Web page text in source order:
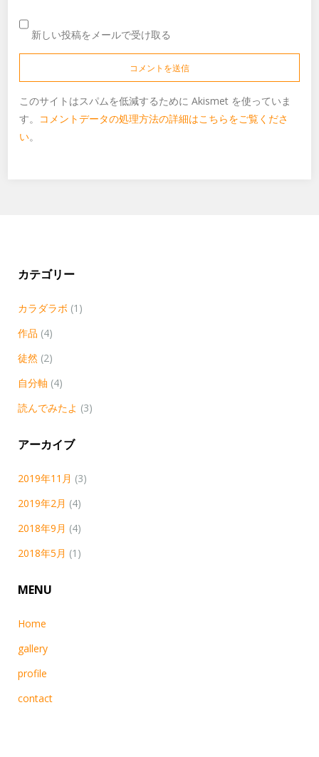
新しい投稿をメールで受け取る
このサイトはスパムを低減するために Akismet を使っていま
す。 コメントデータの処理方法の詳細はこちらをご覧くださ
い。
カテゴリー
カラダラボ (1)
作品 (4)
徒然 (2)
自分軸 (4)
読んでみたよ (3)
アーカイブ
2019年11月 (3)
2019年2月 (4)
2018年9月 (4)
2018年5月 (1)
MENU
Home
gallery
profile
contact